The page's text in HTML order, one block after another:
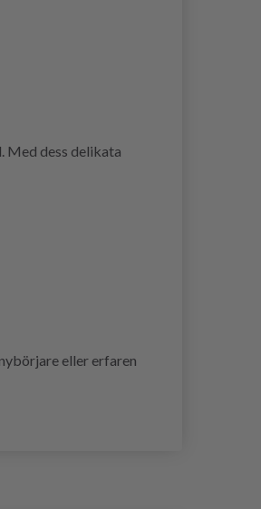
Med dess delikata
eller erfaren